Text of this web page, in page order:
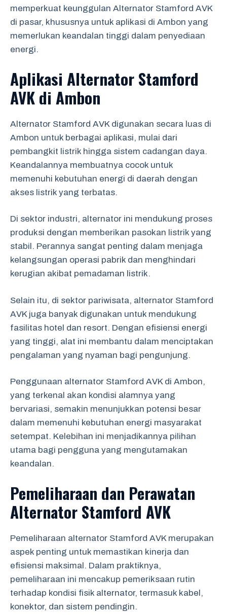
memperkuat keunggulan Alternator Stamford AVK
di pasar, khususnya untuk aplikasi di Ambon yang
memerlukan keandalan tinggi dalam penyediaan
energi.
Aplikasi Alternator Stamford
AVK di Ambon
Alternator Stamford AVK digunakan secara luas di
Ambon untuk berbagai aplikasi, mulai dari
pembangkit listrik hingga sistem cadangan daya.
Keandalannya membuatnya cocok untuk
memenuhi kebutuhan energi di daerah dengan
akses listrik yang terbatas.
Di sektor industri, alternator ini mendukung proses
produksi dengan memberikan pasokan listrik yang
stabil. Perannya sangat penting dalam menjaga
kelangsungan operasi pabrik dan menghindari
kerugian akibat pemadaman listrik.
Selain itu, di sektor pariwisata, alternator Stamford
AVK juga banyak digunakan untuk mendukung
fasilitas hotel dan resort. Dengan efisiensi energi
yang tinggi, alat ini membantu dalam menciptakan
pengalaman yang nyaman bagi pengunjung.
Penggunaan alternator Stamford AVK di Ambon,
yang terkenal akan kondisi alamnya yang
bervariasi, semakin menunjukkan potensi besar
dalam memenuhi kebutuhan energi masyarakat
setempat. Kelebihan ini menjadikannya pilihan
utama bagi pengguna yang mengutamakan
keandalan.
Pemeliharaan dan Perawatan
Alternator Stamford AVK
Pemeliharaan alternator Stamford AVK merupakan
aspek penting untuk memastikan kinerja dan
efisiensi maksimal. Dalam praktiknya,
pemeliharaan ini mencakup pemeriksaan rutin
terhadap kondisi fisik alternator, termasuk kabel,
konektor, dan sistem pendingin.